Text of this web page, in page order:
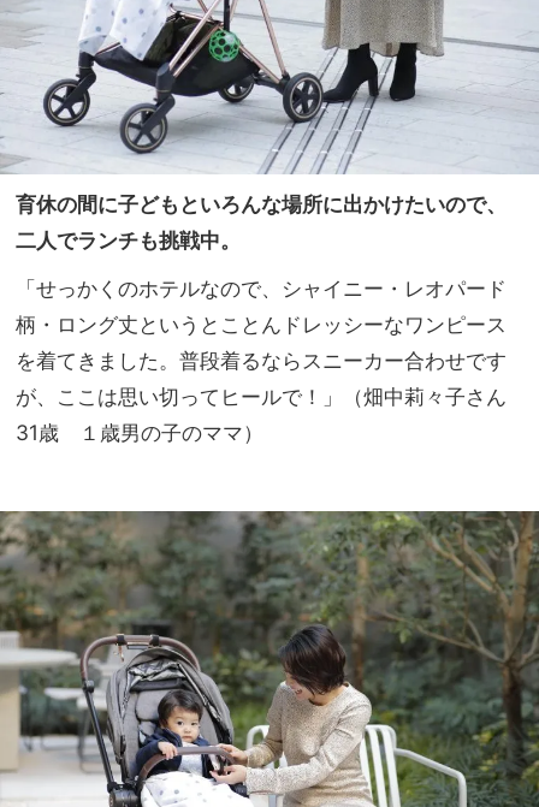
育休の間に子どもといろんな場所に出かけたいので、
二人でランチも挑戦中。
「せっかくのホテルなので、シャイニー・レオパード
柄・ロング丈というとことんドレッシーなワンピース
を着てきました。普段着るならスニーカー合わせです
が、ここは思い切ってヒールで！」（畑中莉々子さん
31歳 １歳男の子のママ）